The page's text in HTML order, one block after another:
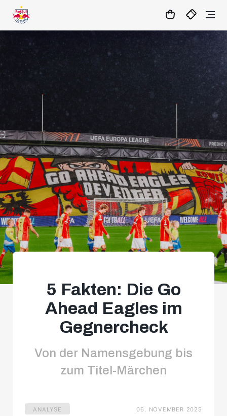
15:04 MATCHCENTER
5 Fakten: Die Go
Ahead Eagles im
Gegnercheck
Von der Namensgebung bis
zum Titel-Märchen
ANALYSE 06. NOVEMBER 2025